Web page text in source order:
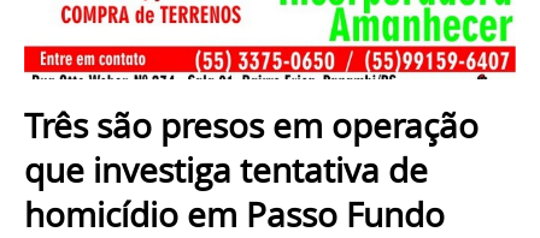
Três são presos em operação
que investiga tentativa de
homicídio em Passo Fundo